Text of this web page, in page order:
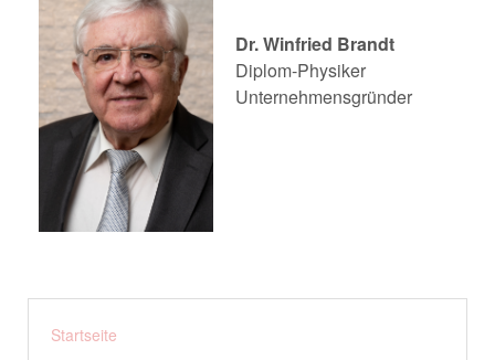
Dr. Winfried Brandt
Diplom-Physiker
Unternehmensgründer
Startseite